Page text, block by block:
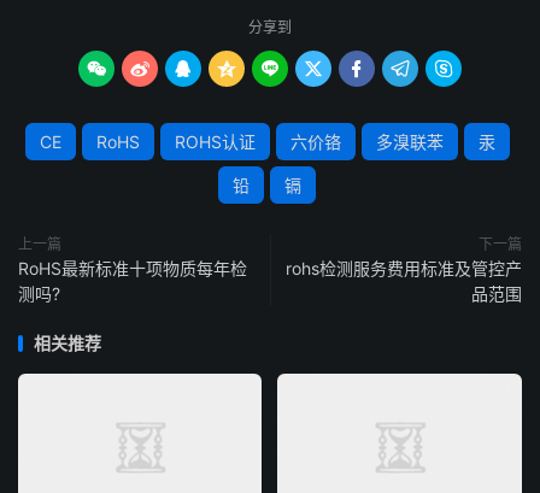
分享到
        
CE RoHS ROHS认证 六价铬 多溴联苯 汞
铅 镉
上一篇
RoHS最新标准十项物质每年检
测吗?
下一篇
rohs检测服务费用标准及管控产
品范围
相关推荐